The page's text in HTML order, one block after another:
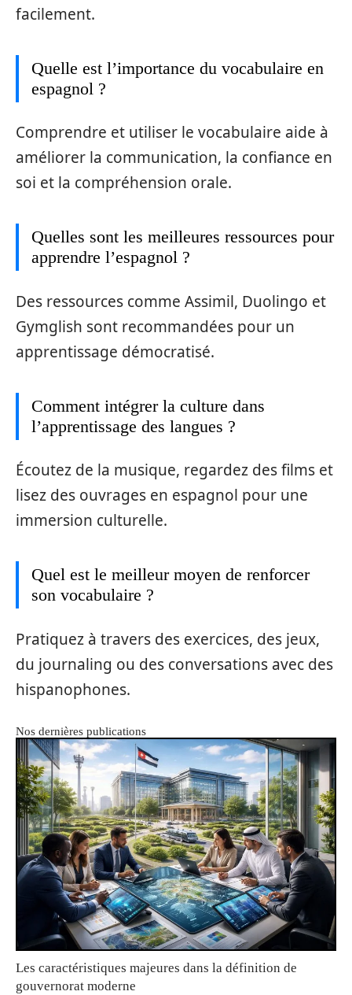
facilement.
Quelle est l’importance du vocabulaire en
espagnol ?
Comprendre et utiliser le vocabulaire aide à
améliorer la communication, la confiance en
soi et la compréhension orale.
Quelles sont les meilleures ressources pour
apprendre l’espagnol ?
Des ressources comme Assimil, Duolingo et
Gymglish sont recommandées pour un
apprentissage démocratisé.
Comment intégrer la culture dans
l’apprentissage des langues ?
Écoutez de la musique, regardez des films et
lisez des ouvrages en espagnol pour une
immersion culturelle.
Quel est le meilleur moyen de renforcer
son vocabulaire ?
Pratiquez à travers des exercices, des jeux,
du journaling ou des conversations avec des
hispanophones.
Nos dernières publications
Les caractéristiques majeures dans la définition de
gouvernorat moderne